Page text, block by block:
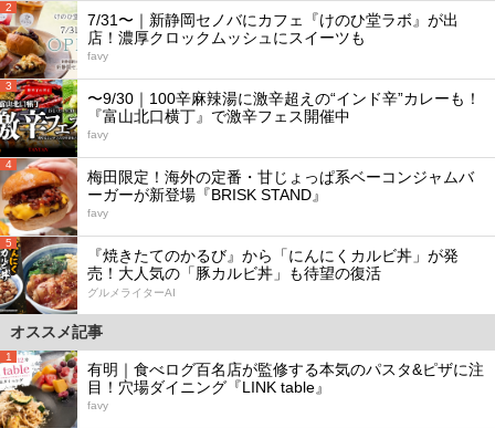
2
7/31〜｜新静岡セノバにカフェ『けのひ堂ラボ』が出
店！濃厚クロックムッシュにスイーツも
favy
3
〜9/30｜100辛麻辣湯に激辛超えの“インド辛”カレーも！
『富山北口横丁』で激辛フェス開催中
favy
4
梅田限定！海外の定番・甘じょっぱ系ベーコンジャムバ
ーガーが新登場『BRISK STAND』
favy
5
『焼きたてのかるび』から「にんにくカルビ丼」が発
売！大人気の「豚カルビ丼」も待望の復活
グルメライターAI
オススメ記事
1
有明｜食べログ百名店が監修する本気のパスタ&ピザに注
目！穴場ダイニング『LINK table』
favy